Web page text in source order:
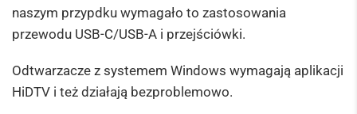
naszym przypdku wymagało to zastosowania
przewodu USB-C/USB-A i przejściówki.
Odtwarzacze z systemem Windows wymagają aplikacji
HiDTV i też działają bezproblemowo.